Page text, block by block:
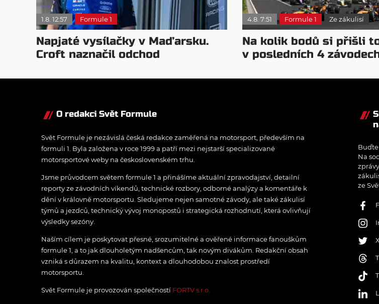
1.8. 12:57 Formule 1
Napjaté vysílačky v Maďarsku.
Croft naznačil odchod
4.8. 7:51 Formule 1 Ze zákulisí
Na kolik bodů si přišli
v posledních 4
O redakci Svět Formule
Svět Formule je nezávislá česká redakce zaměřená na motorsport, především na
formuli 1. Byla založena v roce 1999 a patří mezi nejstarší specializované
motorsportové weby na československém trhu.
Jsme průvodcem světem formule 1 a přinášíme aktuální zpravodajství, detailní
reporty ze závodních víkendů, technické rozbory, odborné analýzy a komentáře k
dění v královně motorsportu. Sledujeme nejen samotné závody, ale také zákulisí
týmů a jezdců, technický vývoj monopostů i strategická rozhodnutí, která ovlivňují
výsledky sezóny.
Naším cílem je poskytovat přesné, srozumitelné a ověřené informace fanouškům
formule 1, a to jak dlouholetým nadšencům, tak novým divákům. Redakční obsah
vzniká s důrazem na kvalitu, kontext a dlouhodobou znalost prostředí
motorsportu.
Svět Formule je provozován společností FORTV s.r.o.
Buďte
Na
ze
X